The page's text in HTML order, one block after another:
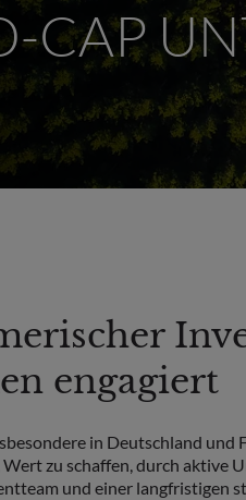
CAP
engagiert
in Deutschland
zu schaffen, durch aktive
und einer langfristigen